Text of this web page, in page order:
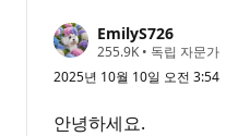
EmilyS726
255.9K 평
포
• 독립 자문가
2025년 10월 10일 오전 3:54
안녕하세요.